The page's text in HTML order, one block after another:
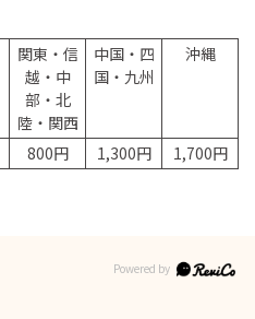
関東・信
越・中
部・北
陸・関西
中国・四
国・九州
沖縄
800円 1,300円 1,700円